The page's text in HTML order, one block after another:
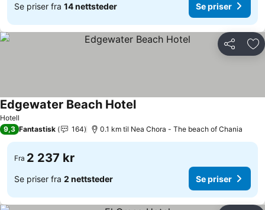
Se priser fra 14 nettsteder Se priser
Del
Hotell
Edgewater Beach HotelSe priser
9,3 Fantastisk 164 0.1 km til Nea Chora - The beach of Chania
Fra 2 237 kr
Se priser fra 2 nettsteder Se priser